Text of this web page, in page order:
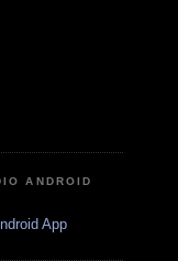
ANDROID
App